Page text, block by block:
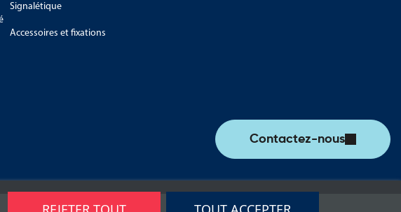
Signalétique
Accessoires et fixations
Contactez-nous